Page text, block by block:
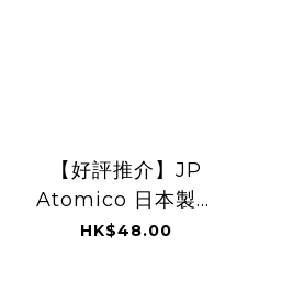
【好評推介】JP
Atomico 日本製不
鏽鋼瀝汁匙羹 2184
HK$48.00